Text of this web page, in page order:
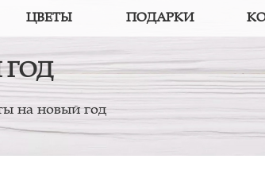
ЦВЕТЫ ПОДАРКИ
на новый год